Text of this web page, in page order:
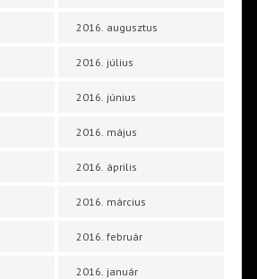
2016. augusztus
2016. július
2016. június
2016. május
2016. április
2016. március
2016. február
2016. január